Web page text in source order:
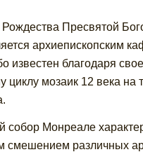
Пресвятой
архиепископским
известен благодаря
циклу мозаик 12 века на
собор Монреале
смешением различных